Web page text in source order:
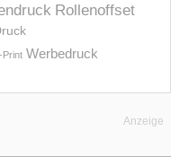
Rollenoffset
Print Werbedruck
Anzeige